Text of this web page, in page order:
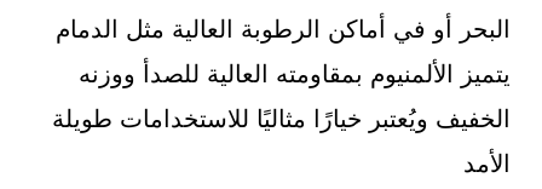
البحر أو في أماكن الرطوبة العالية مثل الدمام
يتميز الألمنيوم بمقاومته العالية للصدأ ووزنه
الخفيف ويُعتبر خيارًا مثاليًا للاستخدامات طويلة
الأمد